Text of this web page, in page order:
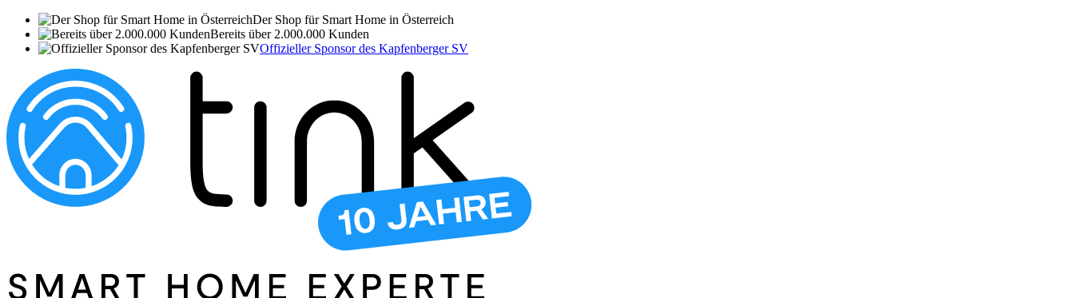
Der Shop für Smart Home in Österreich
Bereits über 2.000.000 Kunden
Offizieller Sponsor des Kapfenberger SV